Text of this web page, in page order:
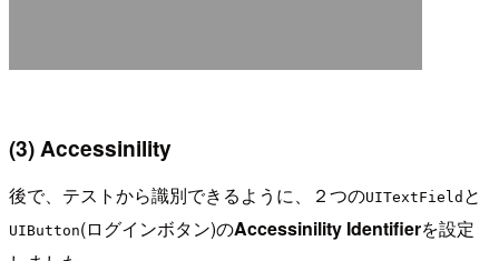
(3) Accessinility
後で、テストから識別できるように、２つのUITextField と
UIButton(ログインボタン)のAccessinility Identifierを設定